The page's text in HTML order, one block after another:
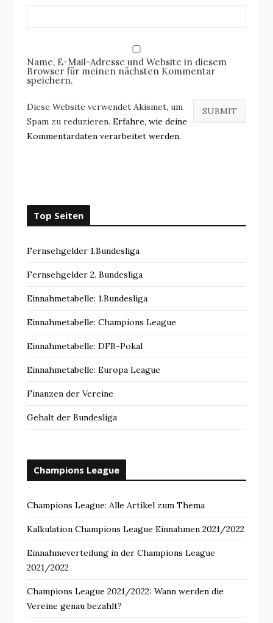
Name, E-Mail-Adresse und Website in diesem
Browser für meinen nächsten Kommentar
speichern.
Diese Website verwendet Akismet, um
Spam zu reduzieren. Erfahre, wie deine
Kommentardaten verarbeitet werden.
Top Seiten
Fernsehgelder 1.Bundesliga
Fernsehgelder 2. Bundesliga
Einnahmetabelle: 1.Bundesliga
Einnahmetabelle: Champions League
Einnahmetabelle: DFB-Pokal
Einnahmetabelle: Europa League
Finanzen der Vereine
Gehalt der Bundesliga
Champions League
Champions League: Alle Artikel zum Thema
Kalkulation Champions League Einnahmen 2021/2022
Einnahmeverteilung in der Champions League
2021/2022
Champions League 2021/2022: Wann werden die
Vereine genau bezahlt?